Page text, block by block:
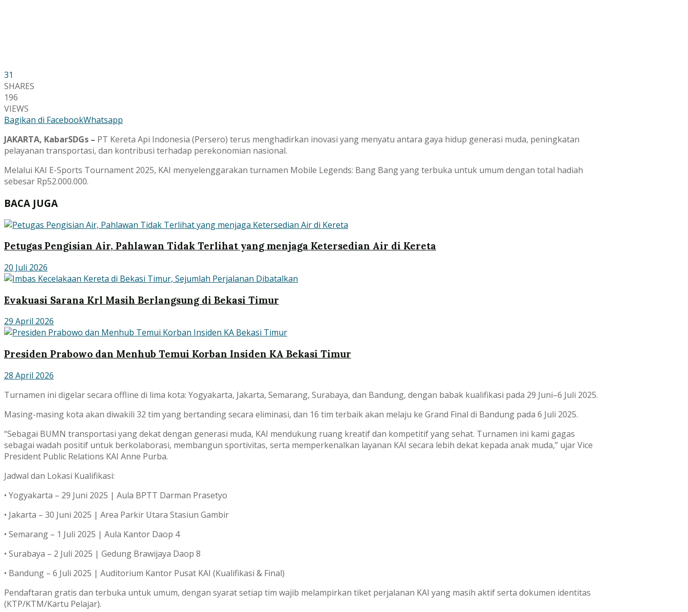
31
SHARES
196
VIEWS
Bagikan di FacebookWhatsapp
JAKARTA, KabarSDGs – PT Kereta Api Indonesia (Persero) terus menghadirkan inovasi yang menyatu antara gaya hidup generasi muda, peningkatan
pelayanan transportasi, dan kontribusi terhadap perekonomian nasional.
Melalui KAI E-Sports Tournament 2025, KAI menyelenggarakan turnamen Mobile Legends: Bang Bang yang terbuka untuk umum dengan total hadiah
sebesar Rp52.000.000.
BACA JUGA
Petugas Pengisian Air, Pahlawan Tidak Terlihat yang menjaga Ketersedian Air di Kereta
20 Juli 2026
Evakuasi Sarana Krl Masih Berlangsung di Bekasi Timur
29 April 2026
Presiden Prabowo dan Menhub Temui Korban Insiden KA Bekasi Timur
28 April 2026
Turnamen ini digelar secara offline di lima kota: Yogyakarta, Jakarta, Semarang, Surabaya, dan Bandung, dengan babak kualifikasi pada 29 Juni–6 Juli 2025.
Masing-masing kota akan diwakili 32 tim yang bertanding secara eliminasi, dan 16 tim terbaik akan melaju ke Grand Final di Bandung pada 6 Juli 2025.
“Sebagai BUMN transportasi yang dekat dengan generasi muda, KAI mendukung ruang kreatif dan kompetitif yang sehat. Turnamen ini kami gagas
sebagai wadah positif untuk berkolaborasi, membangun sportivitas, serta memperkenalkan layanan KAI secara lebih dekat kepada anak muda,” ujar Vice
President Public Relations KAI Anne Purba.
Jadwal dan Lokasi Kualifikasi:
• Yogyakarta – 29 Juni 2025 | Aula BPTT Darman Prasetyo
• Jakarta – 30 Juni 2025 | Area Parkir Utara Stasiun Gambir
• Semarang – 1 Juli 2025 | Aula Kantor Daop 4
• Surabaya – 2 Juli 2025 | Gedung Brawijaya Daop 8
• Bandung – 6 Juli 2025 | Auditorium Kantor Pusat KAI (Kualifikasi & Final)
Pendaftaran gratis dan terbuka untuk umum, dengan syarat setiap tim wajib melampirkan tiket perjalanan KAI yang masih aktif serta dokumen identitas
(KTP/KTM/Kartu Pelajar).